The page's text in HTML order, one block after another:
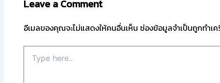
Leave a Comment
อีเมลของคุณจะไม่แสดงให้คนอื่นเห็น ช่องข้อมูลจำเป็นถูกทำเ